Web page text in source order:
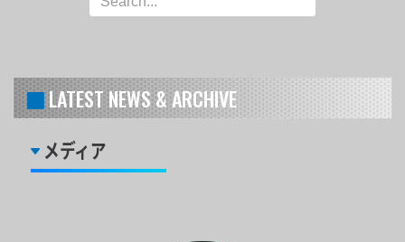
LATEST NEWS & ARCHIVE
メディア